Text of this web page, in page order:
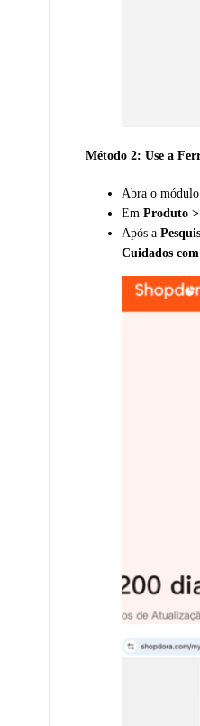
Método 2: Use a
Abra o
Em Produto >
Após a
Cuidados